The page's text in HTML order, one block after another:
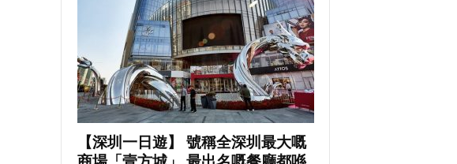
【深圳一日遊】 號稱全深圳最大嘅